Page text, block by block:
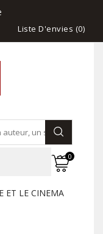
Liste D'envies (0)
0
ET LE CINEMA